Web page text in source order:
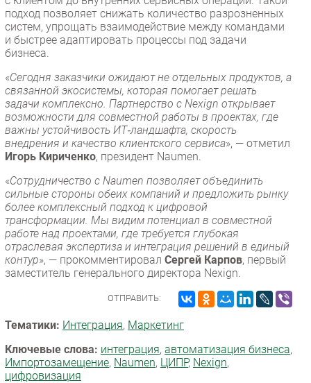
подход позволяет снижать количество разрозненных
систем, упрощать взаимодействие между командами
и быстрее адаптировать процессы под задачи
бизнеса.
«Сегодня заказчики ожидают не отдельных продуктов, а
связанной экосистемы, которая помогает решать
задачи комплексно. Партнерство с Nexign открывает
возможности для совместной работы в проектах, где
важны устойчивость ИТ‑ландшафта, скорость
внедрения и качество клиентского сервиса», — отметил
Игорь Кириченко, президент Naumen.
«Сотрудничество с Naumen позволяет объединить
сильные стороны обеих компаний и предложить рынку
более комплексный подход к цифровой
трансформации. Мы видим потенциал в совместной
работе над проектами, где требуется глубокая
отраслевая экспертиза и интеграция решений в единый
контур», — прокомментировал Сергей Карпов, первый
заместитель генерального директора Nexign.
ОТПРАВИТЬ:
Тематики: Интеграция, Маркетинг
Ключевые слова: интеграция, автоматизация бизнеса,
Импорто­замещение, Naumen, ЦИПР, Nexign,
цифровизация